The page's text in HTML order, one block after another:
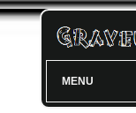
MENU